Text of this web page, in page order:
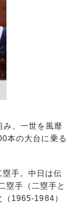
、一世を風靡
本の大台に乗る
手。中日は伝
塁手（二塁手と
1965-1984）